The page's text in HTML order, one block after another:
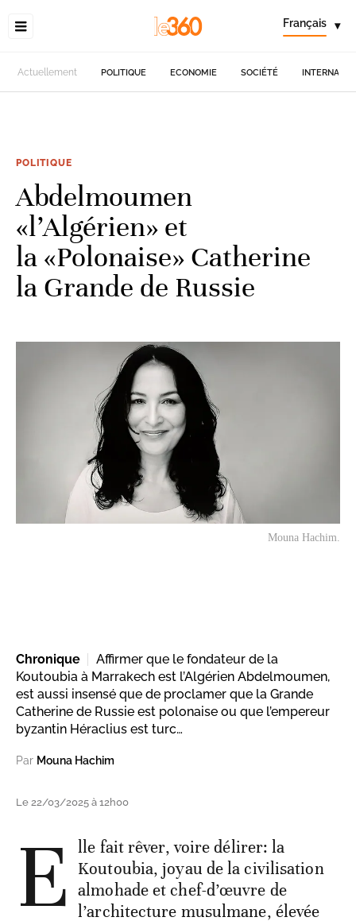
Français ▾
Actuellement POLITIQUE ECONOMIE SOCIÉTÉ
POLITIQUE
Abdelmoumen
«l’Algérien» et
la «Polonaise» Catherine
la Grande de Russie
Mouna Hachim.
Chronique
Affirmer que le fondateur de la
Koutoubia à Marrakech est l’Algérien Abdelmoumen,
est aussi insensé que de proclamer que la Grande
Catherine de Russie est polonaise ou que l’empereur
byzantin Héraclius est turc…
Par Mouna Hachim
Le 22/03/2025 à 12h00
E lle fait rêver, voire délirer: la
Koutoubia, joyau de la civilisation
almohade et chef-d’œuvre de
l’architecture musulmane, élevée